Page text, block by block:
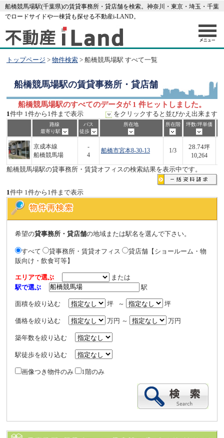
船橋競馬場駅(千葉県)の賃貸事務所・貸店舗を検索。神奈川・東京・埼玉・千葉
でロードサイドや一棟貸も探せる不動産i-LAND。
トップページ > 物件検索> 船橋競馬場駅 すべて一覧
船橋競馬場駅の賃貸事務所・貸店舗
船橋競馬場駅のすべてのデータが 1 件ヒットしました。
1件中 1件から1件まで表示 をクリックすると並びかえ出来ます
路線
最寄り駅
バス
徒歩
所在地 所在階 坪数/坪単価
京成本線
船橋競馬場
-
4
船橋市宮本8-30-13 1/3
28.74坪
10,264
船橋競馬場駅の貸事務所・賃貸オフィスの検索結果を表示中です。
1件中 1件から1件まで表示
希望の貸事務所・貸店舗の地域または駅名を選んで下さい。
すべて 貸事務所・賃貸オフィス
貸店舗【ショールーム・物
販向け・飲食可等】
エリアで選ぶ
または
駅で選ぶ
駅
面積を絞り込む 坪 ～ 坪
価格を絞り込む 万円 ～ 万円
築年数を絞り込む
駅徒歩を絞り込む
画像つき物件のみ 1階のみ